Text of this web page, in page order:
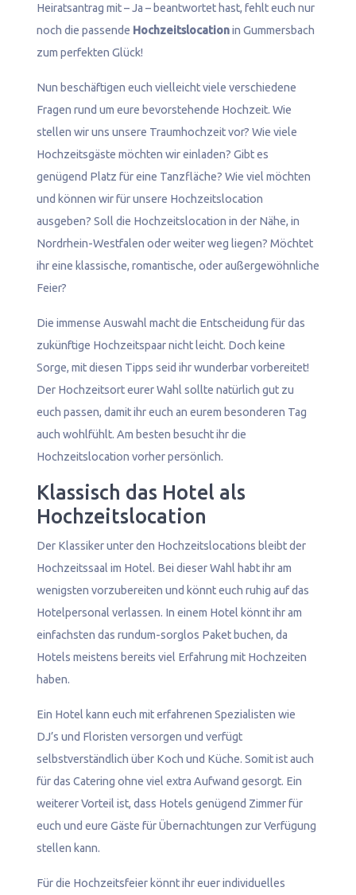
Heiratsantrag mit – Ja – beantwortet hast, fehlt euch nur
noch die passende Hochzeitslocationin Gummersbach
zum perfekten Glück!
Nun beschäftigen euch vielleicht viele verschiedene
Fragen rund um eure bevorstehende Hochzeit. Wie
stellen wir uns unsere Traumhochzeit vor? Wie viele
Hochzeitsgäste möchten wir einladen? Gibt es
genügend Platz für eine Tanzfläche? Wie viel möchten
und können wir für unsere Hochzeitslocation
ausgeben? Soll die Hochzeitslocation in der Nähe, in
Nordrhein-Westfalen oder weiter weg liegen? Möchtet
ihr eine klassische, romantische, oder außergewöhnliche
Feier?
Die immense Auswahl macht die Entscheidung für das
zukünftige Hochzeitspaar nicht leicht. Doch keine
Sorge, mit diesen Tipps seid ihr wunderbar vorbereitet!
Der Hochzeitsort eurer Wahl sollte natürlich gut zu
euch passen, damit ihr euch an eurem besonderen Tag
auch wohlfühlt. Am besten besucht ihr die
Hochzeitslocation vorher persönlich.
Klassisch das Hotel als
Hochzeitslocation
Der Klassiker unter den Hochzeitslocations bleibt der
Hochzeitssaal im Hotel. Bei dieser Wahl habt ihr am
wenigsten vorzubereiten und könnt euch ruhig auf das
Hotelpersonal verlassen. In einem Hotel könnt ihr am
einfachsten das rundum-sorglos Paket buchen, da
Hotels meistens bereits viel Erfahrung mit Hochzeiten
haben.
Ein Hotel kann euch mit erfahrenen Spezialisten wie
DJ’s und Floristen versorgen und verfügt
selbstverständlich über Koch und Küche. Somit ist auch
für das Catering ohne viel extra Aufwand gesorgt. Ein
weiterer Vorteil ist, dass Hotels genügend Zimmer für
euch und eure Gäste für Übernachtungen zur Verfügung
stellen kann.
Für die Hochzeitsfeier könnt ihr euer individuelles